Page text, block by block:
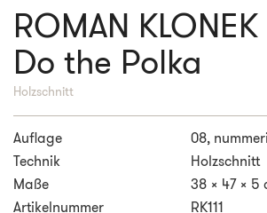
ROMAN KLONEK
Do the Polka
Holzschnitt
Auflage
08,
Technik
Holzschnitt
Maße
38 x 47 x 5
Artikelnummer
RK111